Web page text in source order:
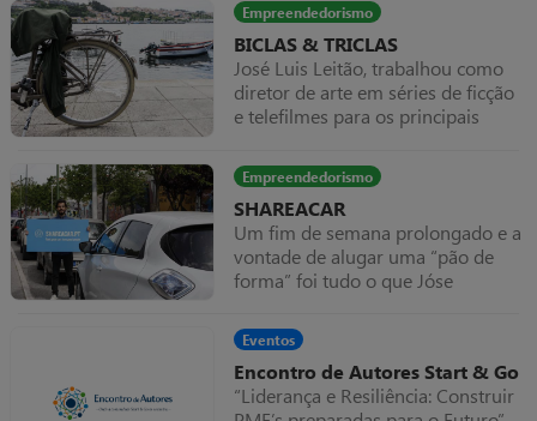
Empreendedorismo
BICLAS & TRICLAS
José Luis Leitão, trabalhou como
diretor de arte em séries de ficção
e telefilmes para os principais
docente durante alguns anos e
mãe galinha nos seguintes.
Empreendedorismo
SHAREACAR
Um fim de semana prolongado e a
vontade de alugar uma “pão de
forma” foi tudo o que Jóse
da Shareacar se começasse a
formar na sua cabeça.
Eventos
Encontro de Autores Start & Go
“Liderança e Resiliência: Construir